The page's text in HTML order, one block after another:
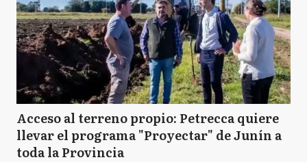
Acceso al terreno propio: Petrecca quiere
llevar el programa "Proyectar" de Junín a
toda la Provincia